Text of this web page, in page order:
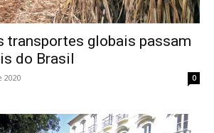
transportes globais passam
do Brasil
2020 0